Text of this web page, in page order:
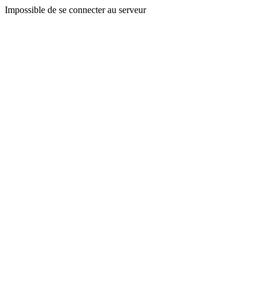
Impossible de se connecter au serveur